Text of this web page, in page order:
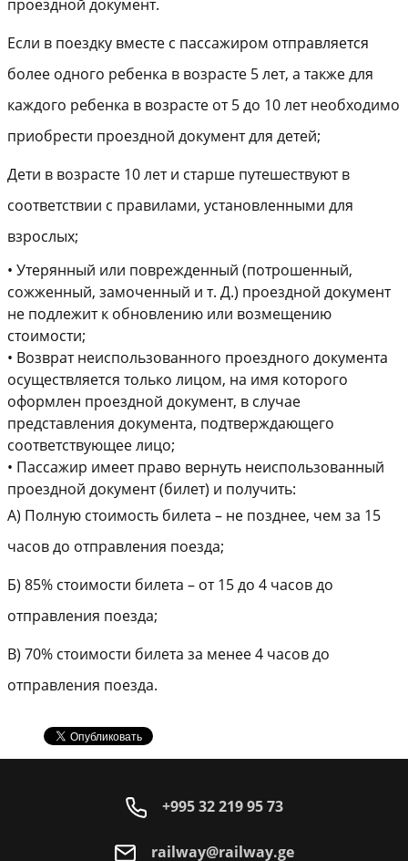
проездной документ.
Если в поездку вместе с пассажиром отправляется
более одного ребенка в возрасте 5 лет, а также для
каждого ребенка в возрасте от 5 до 10 лет необходимо
приобрести проездной документ для детей;
Дети в возрасте 10 лет и старше путешествуют в
соответствии с правилами, установленными для
взрослых;
• Утерянный или поврежденный (потрошенный,
сожженный, замоченный и т. Д.) проездной документ
не подлежит к обновлению или возмещению
стоимости;
• Возврат неиспользованного проездного документа
осуществляется только лицом, на имя которого
оформлен проездной документ, в случае
представления документа, подтверждающего
соответствующее лицо;
• Пассажир имеет право вернуть неиспользованный
проездной документ (билет) и получить:
А) Полную стоимость билета – не позднее, чем за 15
часов до отправления поезда;
Б) 85% стоимости билета – от 15 до 4 часов до
отправления поезда;
В) 70% стоимости билета за менее 4 часов до
отправления поезда.
+995 32 219 95 73
railway@railway.ge